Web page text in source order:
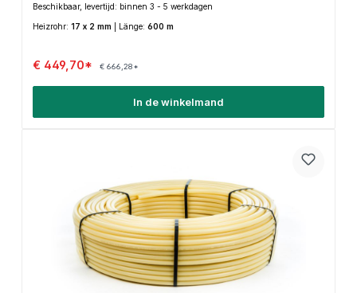
Beschikbaar, levertijd: binnen 3 - 5 werkdagen
Heizrohr: 17 x 2 mm Länge: 600 m
€ 449,70* € 666,28*
In de winkelmand